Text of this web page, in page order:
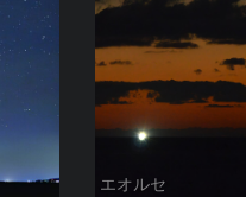
エオルセ